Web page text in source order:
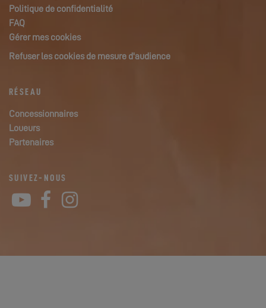
Politique de confidentialité
FAQ
Gérer mes cookies
Refuser les cookies de mesure d'audience
RÉSEAU
Concessionnaires
Loueurs
Partenaires
SUIVEZ-NOUS
YouTube
Facebook
Instagram